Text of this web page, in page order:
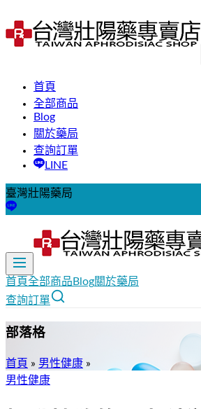
首頁
全部商品
Blog
關於藥局
查詢訂單
LINE
臺灣壯陽藥局
首頁全部商品 Blog關於藥局
查詢訂單
部落格
首頁 » 男性健康 »
男性健康